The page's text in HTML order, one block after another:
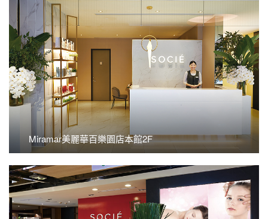
Miramar美麗華百樂園店本館2F
看更多
Miramar美麗華百樂園店本館2F